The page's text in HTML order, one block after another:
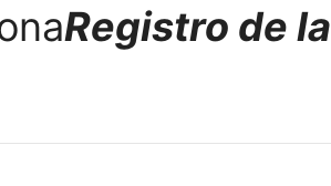
Registro de la